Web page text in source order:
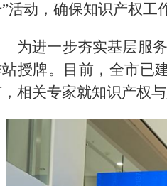
活动，确保知识产权工
为进一步夯实基层服
授牌。目前，全市已
相关专家就知识产权